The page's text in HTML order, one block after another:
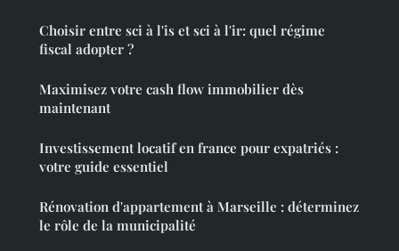
Choisir entre sci à l'is et sci à l'ir: quel régime
fiscal adopter ?
Maximisez votre cash flow immobilier dès
maintenant
Investissement locatif en france pour expatriés :
votre guide essentiel
Rénovation d'appartement à Marseille : déterminez
le rôle de la municipalité